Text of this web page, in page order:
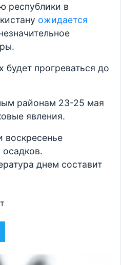
республики в
ожидается
будет прогреваться до
районам 23-25 мая
явления.
воскресенье
днем составит